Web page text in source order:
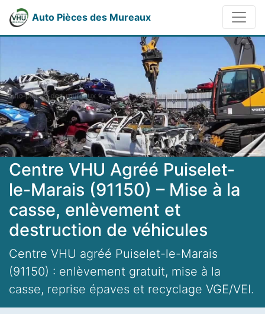
Auto Pièces des Mureaux
Centre VHU Agréé Puiselet-
le-Marais (91150) – Mise à la
casse, enlèvement et
destruction de véhicules
Centre VHU agréé Puiselet-le-Marais
(91150) : enlèvement gratuit, mise à la
casse, reprise épaves et recyclage VGE/VEI.